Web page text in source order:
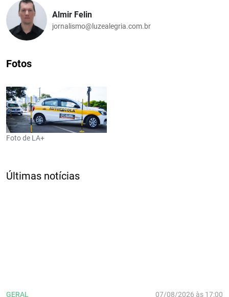
Almir Felin
jornalismo@luzealegria.com.br
Fotos
Foto de LA+
Últimas notícias
GERAL 07/08/2026 às 17:00